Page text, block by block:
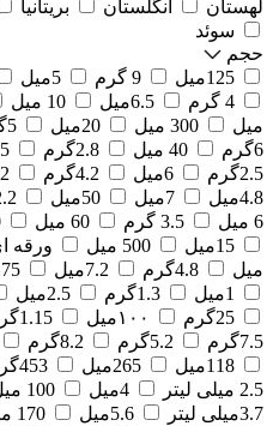
لهستان
انگلستان بریتانیا
سوئد
حجم
125میل
9 گرم 5میل
4 گرم
6.5میل 10 میل
میل
300 میل 20میل 5گرم
6گرم
40 میل 2.8گرم 15
2.5گرم
6میل 4.2گرم
4.8میل
7میل 50میل 2.2
6 میل
3.5 گرم 60 میل
15میل
500 میل ورقه
میل
4.8گرم 7.2میل
1میل
1.3گرم 2.5میل
25گرم
۱۰۰میل 1.15گرم
7.5گرم
5.2گرم 8.2گرم
118میل
265میل 453گرم
2.5 میلی لیتر
4میل 100 میل
3.7میلی لیتر
5.6میل 170 میل